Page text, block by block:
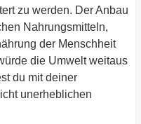
zu werden. Der Anbau
Nahrungsmitteln,
der Menschheit
die Umwelt weitaus
du mit deiner
unerheblichen